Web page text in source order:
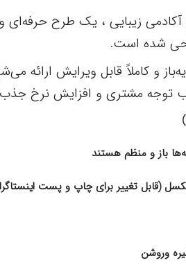
آکادمی زیبایی ، یک طرح
شده است.
و کاملاً قابل ویرایش
توجه مشتری و افزایش نرخ
باز و منظم هستند
وروشن